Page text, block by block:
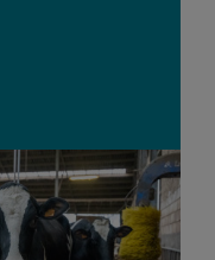
moet
doen